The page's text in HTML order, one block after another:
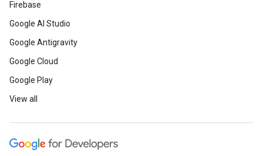
Firebase
Google AI Studio
Google Antigravity
Google Cloud
Google Play
View all